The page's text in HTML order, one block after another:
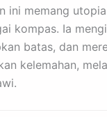
ini memang
kompas. Ia
batas, dan
kelemahan,